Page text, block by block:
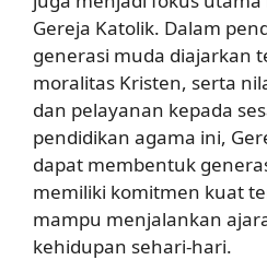
Gereja Katolik. Dalam
generasi muda diajarkan
moralitas Kristen, serta
dan pelayanan kepada
pendidikan agama ini,
dapat membentuk
memiliki komitmen kuat
mampu menjalankan
kehidupan sehari-hari.